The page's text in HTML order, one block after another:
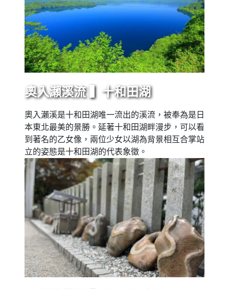
奧入瀨溪流 ▍十和田湖
奧入瀨溪是十和田湖唯一流出的溪流，被奉為是日
本東北最美的景勝。延著十和田湖畔漫步，可以看
到著名的乙女像，兩位少女以湖為背景相互合掌站
立的姿態是十和田湖的代表象徵。